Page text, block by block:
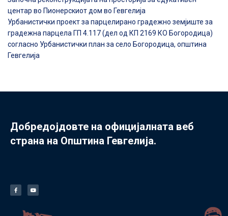
центар во Пионерскиот дом во Гевгелија
Урбанистички проект за парцелирано градежно земјиште за
градежна парцела ГП 4.117 (дел од КП 2169 КО Богородица)
согласно Урбанистички план за село Богородица, општина
Гевгелија
Добредојдовте на официјалната веб
страна на Општина Гевгелија.